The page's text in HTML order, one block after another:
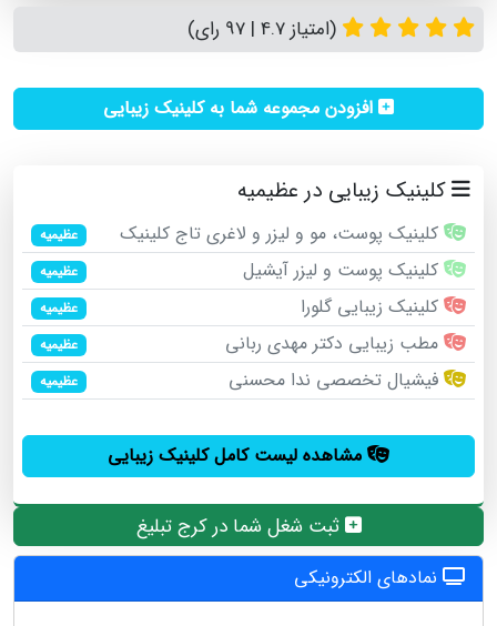
(امتیاز 4.7 | 97 رای)
افزودن مجموعه شما به کلینیک زیبایی
کلینیک زیبایی در عظیمیه
کلینیک پوست، مو و لیزر و لاغری تاج کلینیک عظیمیه
کلینیک پوست و لیزر آیشیل عظیمیه
کلینیک زیبایی گلورا عظیمیه
مطب زیبایی دکتر مهدی ربانی عظیمیه
فیشیال تخصصی ندا محسنی عظیمیه
مشاهده لیست کامل کلینیک زیبایی
ثبت شغل شما در کرج تبلیغ
نمادهای الکترونیکی